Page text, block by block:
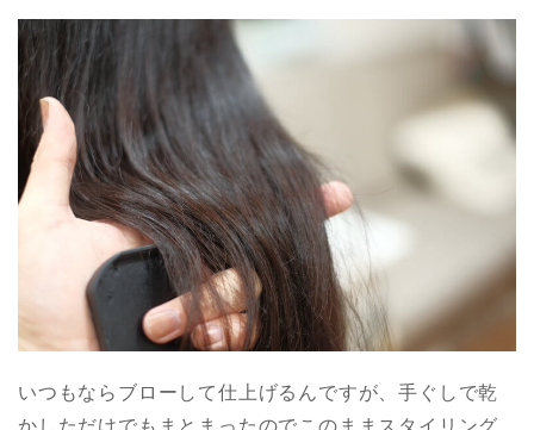
いつもならブローして仕上げるんですが、手ぐしで乾